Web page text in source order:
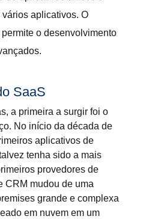
aplicativos. O
o desenvolvimento
SaaS
a primeira a surgir foi o
No início da década de
aplicativos de
tenha sido a mais
provedores de
CRM mudou de uma
grande e complexa
em nuvem em um